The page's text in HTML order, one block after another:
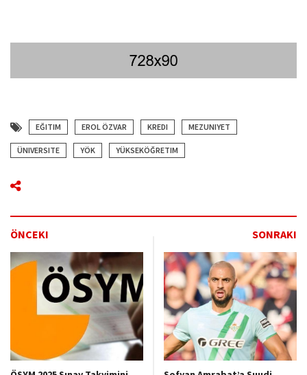
EĞITIM EROL ÖZVAR KREDI MEZUNIYET
ÜNIVERSITE YÖK YÜKSEKÖĞRETIM
ÖNCEKI SONRAKI